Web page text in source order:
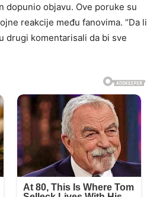
dopunio objavu. Ove poruke su
reakcije među fanovima. “Da li
drugi komentarisali da bi sve